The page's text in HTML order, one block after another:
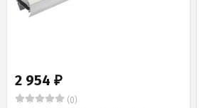
2 954 ₽
(0)